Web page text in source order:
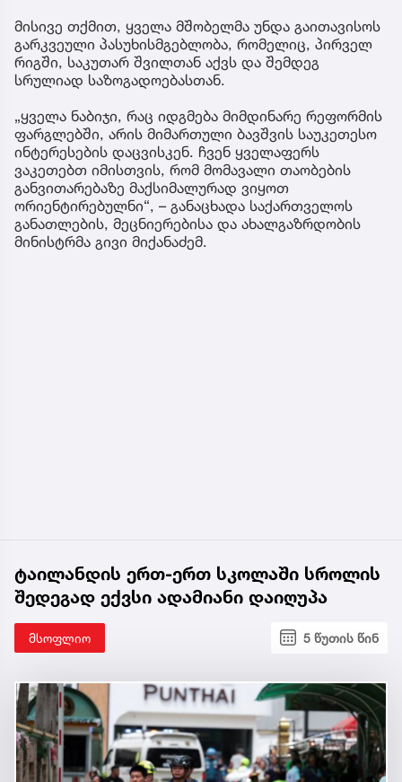
მისივე თქმით, ყველა მშობელმა უნდა გაითავისოს
გარკვეული პასუხისმგებლობა, რომელიც, პირველ
რიგში, საკუთარ შვილთან აქვს და შემდეგ
სრულიად საზოგადოებასთან.
„ყველა ნაბიჯი, რაც იდგმება მიმდინარე რეფორმის
ფარგლებში, არის მიმართული ბავშვის საუკეთესო
ინტერესების დაცვისკენ. ჩვენ ყველაფერს
ვაკეთებთ იმისთვის, რომ მომავალი თაობების
განვითარებაზე მაქსიმალურად ვიყოთ
ორიენტირებულნი“, – განაცხადა საქართველოს
განათლების, მეცნიერებისა და ახალგაზრდობის
მინისტრმა გივი მიქანაძემ.
ტაილანდის ერთ-ერთ სკოლაში სროლის
შედეგად ექვსი ადამიანი დაიღუპა
მსოფლიო 5 წუთის წინ